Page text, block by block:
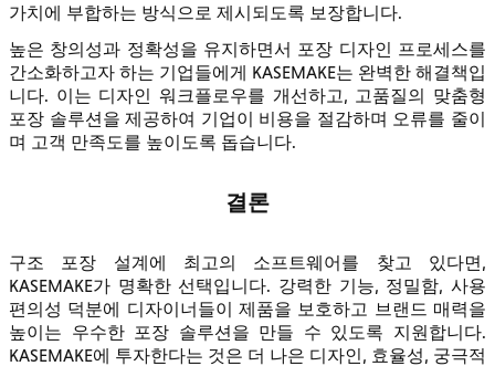
가치에 부합하는 방식으로 제시되도록 보장합니다.
높은 창의성과 정확성을 유지하면서 포장 디자인 프로세스를
간소화하고자 하는 기업들에게 KASEMAKE는 완벽한 해결책입
니다. 이는 디자인 워크플로우를 개선하고, 고품질의 맞춤형
포장 솔루션을 제공하여 기업이 비용을 절감하며 오류를 줄이
며 고객 만족도를 높이도록 돕습니다.
결론
구조 포장 설계에 최고의 소프트웨어를 찾고 있다면,
KASEMAKE가 명확한 선택입니다. 강력한 기능, 정밀함, 사용
편의성 덕분에 디자이너들이 제품을 보호하고 브랜드 매력을
높이는 우수한 포장 솔루션을 만들 수 있도록 지원합니다.
KASEMAKE에 투자한다는 것은 더 나은 디자인, 효율성, 궁극적